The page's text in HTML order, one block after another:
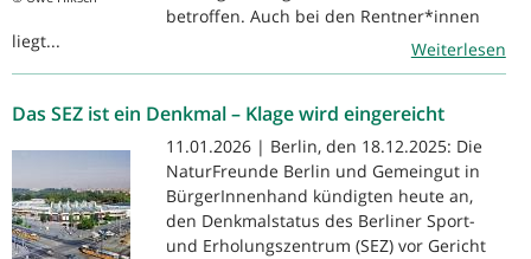
betroffen. Auch bei den Rentner*innen
liegt...
Weiterlesen
Das SEZ ist ein Denkmal – Klage wird eingereicht
11.01.2026 | Berlin, den 18.12.2025: Die
NaturFreunde Berlin und Gemeingut in
BürgerInnenhand kündigten heute an,
den Denkmalstatus des Berliner Sport-
und Erholungszentrum (SEZ) vor Gericht